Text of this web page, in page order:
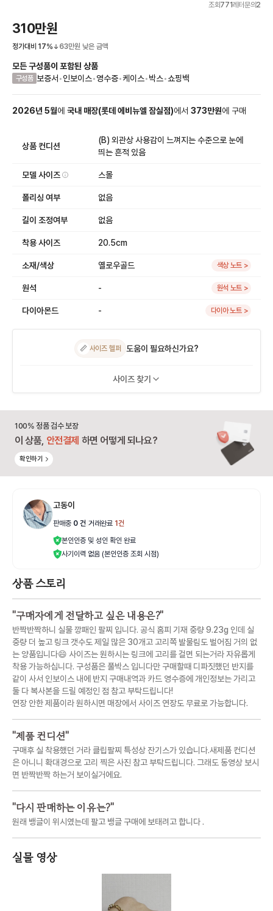
조회771레터문의2
310만원
정가대비 17% 63만원 낮은 금액
모든 구성품이 포함된 상품
구성품 보증서 •인보이스•영수증•케이스•박스•쇼핑백
2026년 5월에 국내 매장(롯데 에비뉴엘 잠실점)에서 373만원에 구매
상품 컨디션
(B) 외관상 사용감이 느껴지는 수준으로 눈에
띄는 흔적 있음
모델 사이즈 스몰
폴리싱 여부 없음
길이 조정여부 없음
착용 사이즈 20.5cm
소재/색상 옐로우골드 색상 노트 >
원석 - 원석 노트 >
다이아몬드 - 다이아 노트 >
📏 사이즈 헬퍼 도움이 필요하신가요?
사이즈 찾기
100% 정품 검수 보장
이 상품, 안전결제 하면 어떻게 되나요?
확인하기
고동이
판매중 0 건 거래완료 1 건
본인인증 및 성인 확인 완료
사기이력 없음 (본인인증 조회 시점)
상품 스토리
"구매자에게 전달하고 싶은 내용은?"
반짝반짝하니 실물 깡패인 팔찌 입니다. 공식 홈피 기재 중량 9.23g 인데 실
중량 더 높고 링크 갯수도 제일 많은 30개고 고리쪽 발물림도 벌어짐 거의 없
는 양품입니다😄 사이즈는 원하시는 링크에 고리를 걸면 되는거라 자유롭게
착용 가능하십니다. 구성품은 풀박스 입니다만 구매할때 디파짓했던 반지를
같이 사서 인보이스 내에 반지 구매내역과 카드 영수증에 개인정보는 가리고
둘 다 복사본을 드릴 예정인 점 참고 부탁드립니다!
연장 안한 제품이라 원하시면 매장에서 사이즈 연장도 무료로 가능합니다.
"제품 컨디션"
구매후 실 착용했던 거라 클립팔찌 특성상 잔기스가 있습니다.새제품 컨디션
은 아니니 확대경으로 고리 찍은 사진 참고 부탁드립니다. 그래도 동영상 보시
면 반짝반짝 하는거 보이실거에요.
"다시 판매하는 이유는?"
원래 뱅글이 위시였는데 팔고 뱅글 구매에 보태려고 합니다 .
실물 영상